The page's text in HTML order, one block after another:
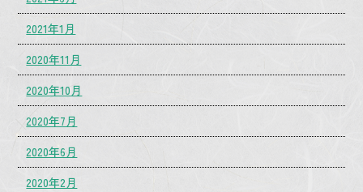
2021年1月
2020年11月
2020年10月
2020年7月
2020年6月
2020年2月